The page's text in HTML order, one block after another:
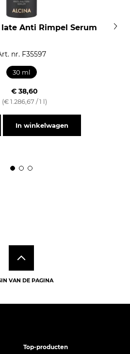
late Anti Rimpel Serum
nr. F35597
30 ml
€ 38,60
(€ 1.286,67 / 1 l)
In winkelwagen
VAN DE PAGINA
Top-producten